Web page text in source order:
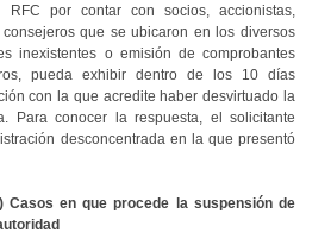
por contar con socios, accionistas,
que se ubicaron en los diversos
inexistentes o emisión de comprobantes
pueda exhibir dentro de los 10 días
con la que acredite haber desvirtuado la
Para conocer la respuesta, el solicitante
desconcentrada en la que presentó
Casos en que procede la suspensión de